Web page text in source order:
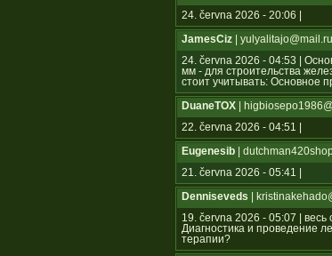
24. června 2026 - 20:06 |
JamesCiz | yulyalitajo@mail.ru
24. června 2026 - 04:53 |
мм - для строительства
стоит учитывать: Основное
DuaneTOX |
22. června 2026 - 04:51 |
Eugenesib |
21. června 2026 - 05:41 |
Denniseveds |
19. června 2026 - 05:07 |
Диагностика и проведение
терапии?